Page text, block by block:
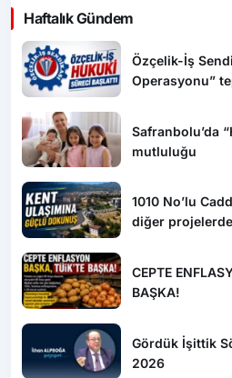
Haftalık Gündem
Özçelik-İş
Operasyonu”
Safranbolu’da
mutluluğu
1010 No’lu
diğer projelerde
CEPTE
BAŞKA!
Gördük İşittik
2026